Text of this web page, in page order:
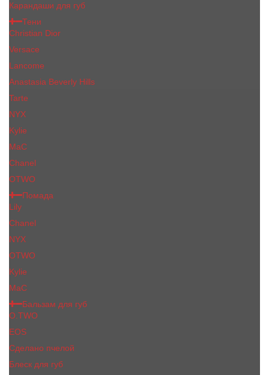
Карандаши для губ
Тени
Christian Dior
Versace
Lancome
Anastasia Beverly Hills
Tarte
NYX
Kylie
MaC
Сhanеl
OTWO
Помада
Lily
Chanel
NYX
OTWO
Kylie
МаС
Бальзам для губ
O.TWO
EOS
Сделано пчелой
Блеск для губ